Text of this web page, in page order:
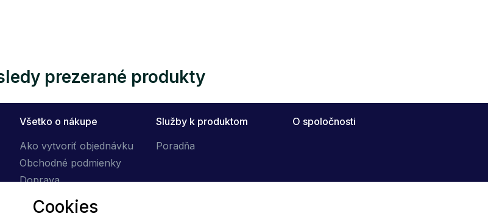
prezerané produkty
Všetko o nákupe
Ako vytvoriť objednávku
Obchodné podmienky
Doprava
Výmena tovaru
Reklamačný poriadok
Služby k produktom
Poradňa
O spoločnosti
Cookies